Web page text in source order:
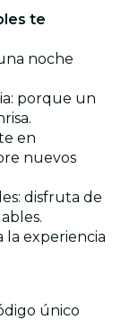
te
noche
porque un
en
nuevos
disfruta de
la experiencia
único